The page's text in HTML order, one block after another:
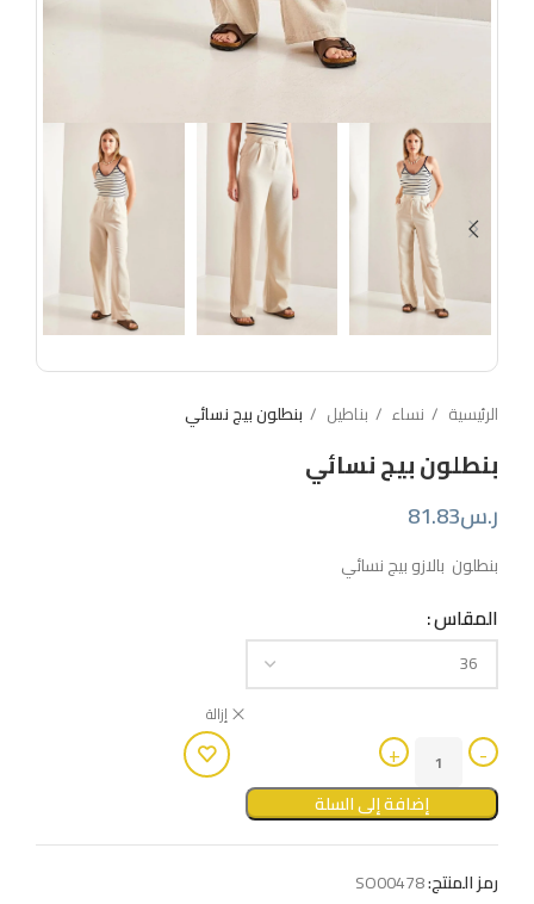
الرئيسية نساء بناطيل بنطلون بيج نسائي
بنطلون بيج نسائي
ر.س81.83
بنطلون بالازو بيج نسائي
المقاس
إزالة
إضافة إلى السلة
رمز المنتج:SO00478